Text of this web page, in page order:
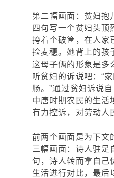
第二幅画面：贫妇抱
四句写一个贫妇头顶
挎着个破筐，在人家
捡麦穗。她背上的孩
这母子俩的形象是多
听贫妇的诉说吧：“
肠。”通过贫妇诉说
中唐时期农民的生活
有力控诉，对劳动人
前两个画面是为下文
三幅画面：诗人驻足
句，诗人转而拿自己
生活进行对比，最后